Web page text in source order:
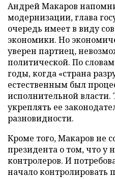
Андрей Макаров
модернизации, глава
очередь имеет в виду
экономики. Но
уверен партиец,
политической. По
годы, когда «страна
естественным был
исполнительной
укреплять ее
разновидности.
Кроме того, Макаров не
президента о том, что у
контролеров. И
начало контролировать